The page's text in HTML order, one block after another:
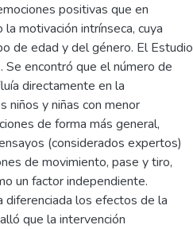
positivas que en
motivación intrínseca, cuya
de edad y del género. El Estudio
encontró que el número de
directamente en la
niños y niñas con menor
de forma más general,
(considerados expertos)
de movimiento, pase y tiro,
un factor independiente.
diferenciada los efectos de la
que la intervención